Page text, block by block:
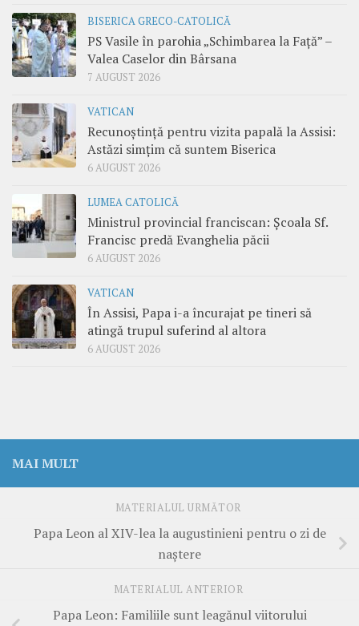
BISERICA GRECO-CATOLICĂ
PS Vasile în parohia „Schimbarea la Față” –
Valea Caselor din Bârsana
7 AUGUST 2026
VATICAN
Recunoștință pentru vizita papală la Assisi:
Astăzi simțim că suntem Biserica
6 AUGUST 2026
LUMEA CATOLICĂ
Ministrul provincial franciscan: Școala Sf.
Francisc predă Evanghelia păcii
6 AUGUST 2026
VATICAN
În Assisi, Papa i-a încurajat pe tineri să
atingă trupul suferind al altora
6 AUGUST 2026
MAI MULT
MATERIALUL URMĂTOR
Papa Leon al XIV-lea la augustinieni pentru o zi de
naștere
MATERIALUL ANTERIOR
Papa Leon: Familiile sunt leagănul viitorului